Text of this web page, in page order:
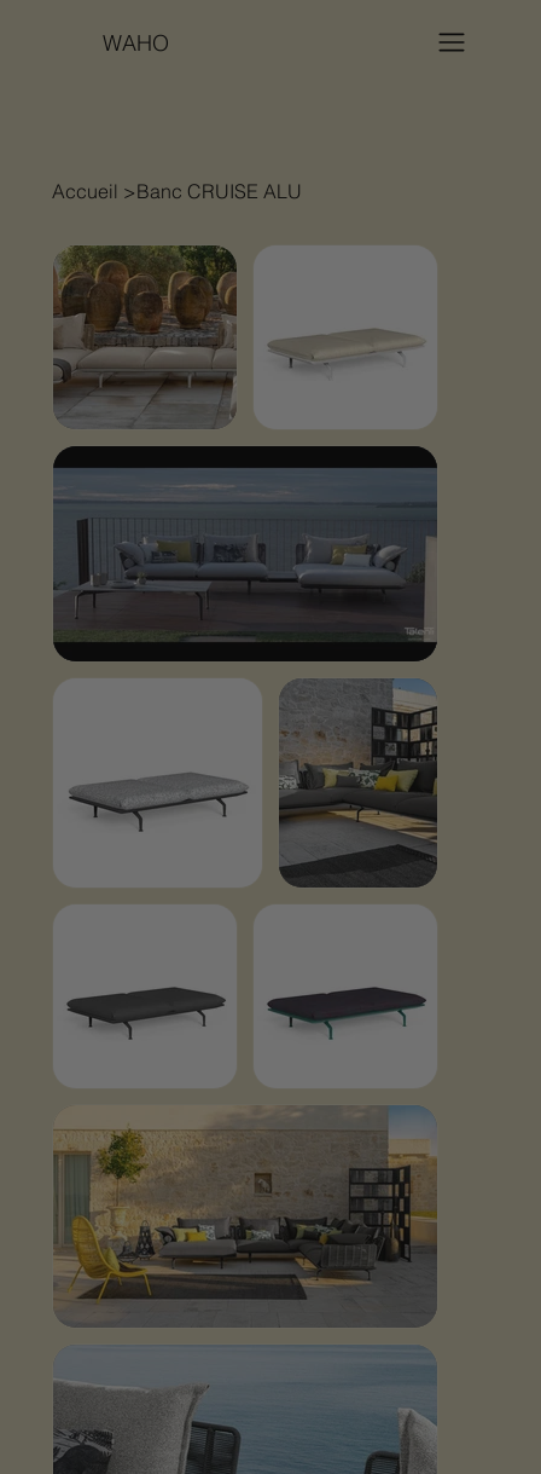
WAHO
Accueil >Banc CRUISE ALU